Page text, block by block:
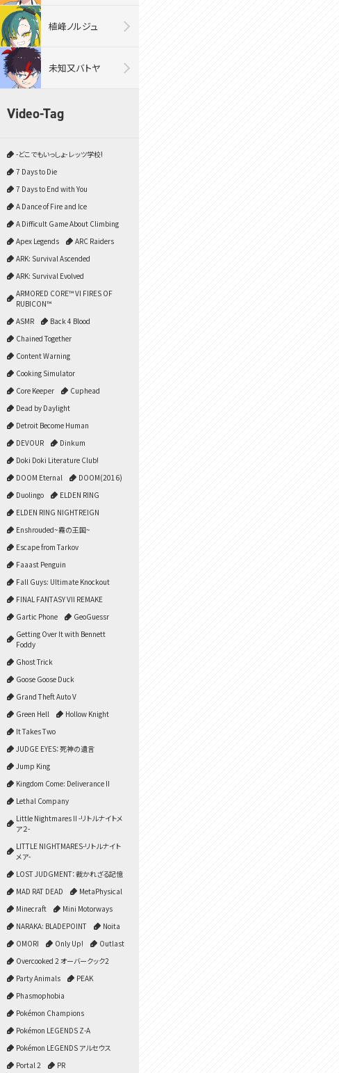
植峰ノルジュ
未知又バトヤ
Video-Tag
-どこでもいっしょ- レッツ学校!
7 Days to Die
7 Days to End with You
A Dance of Fire and Ice
A Difficult Game About Climbing
Apex Legends
ARC Raiders
ARK: Survival Ascended
ARK: Survival Evolved
ARMORED CORE™ VI FIRES OF
RUBICON™
ASMR
Back 4 Blood
Chained Together
Content Warning
Cooking Simulator
Core Keeper
Cuphead
Dead by Daylight
Detroit Become Human
DEVOUR
Dinkum
Doki Doki Literature Club!
DOOM Eternal
DOOM(2016)
Duolingo
ELDEN RING
ELDEN RING NIGHTREIGN
Enshrouded~霧の王国~
Escape from Tarkov
Faaast Penguin
Fall Guys: Ultimate Knockout
FINAL FANTASY VII REMAKE
Gartic Phone
GeoGuessr
Getting Over It with Bennett
Foddy
Ghost Trick
Goose Goose Duck
Grand Theft Auto V
Green Hell
Hollow Knight
It Takes Two
JUDGE EYES：死神の遺言
Jump King
Kingdom Come: Deliverance II
Lethal Company
Little Nightmares II -リトルナイトメ
ア２-
LITTLE NIGHTMARES-リトルナイト
メア-
LOST JUDGMENT：裁かれざる記憶
MAD RAT DEAD
MetaPhysical
Minecraft
Mini Motorways
NARAKA: BLADEPOINT
Noita
OMORI
Only Up!
Outlast
Overcooked 2 オーバークック2
Party Animals
PEAK
Phasmophobia
Pokémon Champions
Pokémon LEGENDS Z-A
Pokémon LEGENDS アルセウス
Portal 2
PR